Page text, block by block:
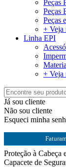
Peças
Peças
Peças
+ Veja
Linha EPI
+ Veja
Já sou cliente
Não sou cliente
Esqueci minha
Proteção à Cabeça
Capacete de